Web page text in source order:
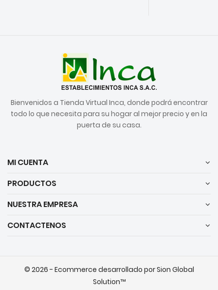
Bienvenidos a Tienda Virtual Inca, donde podrá encontrar
todo lo que necesita para su hogar al mejor precio y en la
puerta de su casa.
MI CUENTA
PRODUCTOS
NUESTRA EMPRESA
CONTACTENOS
© 2026 - Ecommerce desarrollado por Sion Global
Solution™